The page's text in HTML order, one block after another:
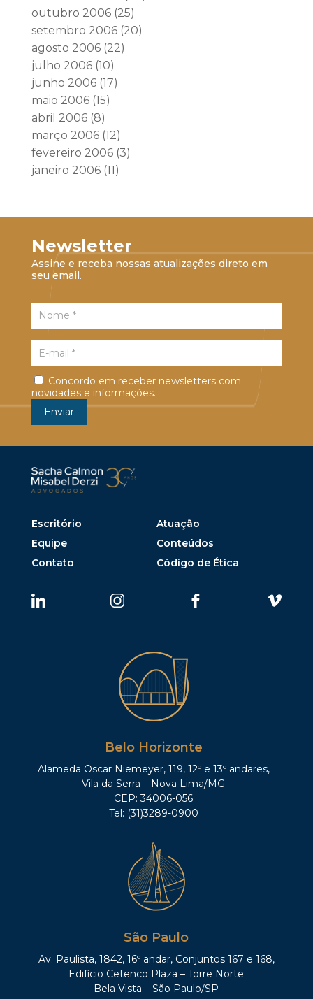
outubro 2006(25)
setembro 2006(20)
agosto 2006(22)
julho 2006(10)
junho 2006(17)
maio 2006(15)
abril 2006(8)
março 2006(12)
fevereiro 2006(3)
janeiro 2006(11)
Newsletter
Assine e receba nossas atualizações direto em
seu email.
Concordo em receber newsletters com
novidades e informações.
Escritório
Atuação
Equipe
Conteúdos
Contato
Código de Ética
Belo Horizonte
Alameda Oscar Niemeyer, 119, 12º e 13º andares,
Vila da Serra – Nova Lima/MG
CEP: 34006-056
Tel: (31)3289-0900
São Paulo
Av. Paulista, 1842, 16º andar, Conjuntos 167 e 168,
Edifício Cetenco Plaza – Torre Norte
Bela Vista – São Paulo/SP